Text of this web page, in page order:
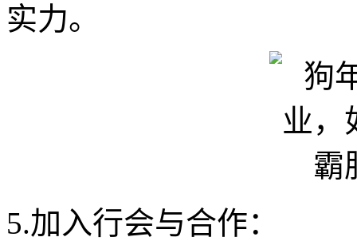
实力。
5.加入行会与合作：